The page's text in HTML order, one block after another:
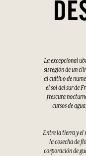
La excepcional
su región de un
al cultivo de
el sol del sur de
frescura
cursos de
Entre la tierra y el
la cosecha de
corporación de